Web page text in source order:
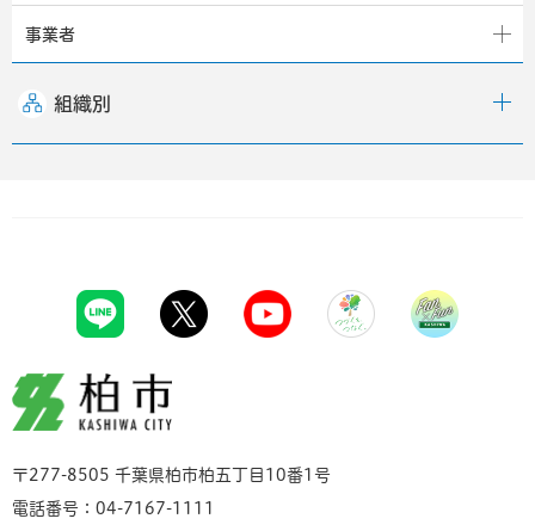
事業者
組織別
柏市
〒277-8505 千葉県柏市柏五丁目10番1号
電話番号：04-7167-1111